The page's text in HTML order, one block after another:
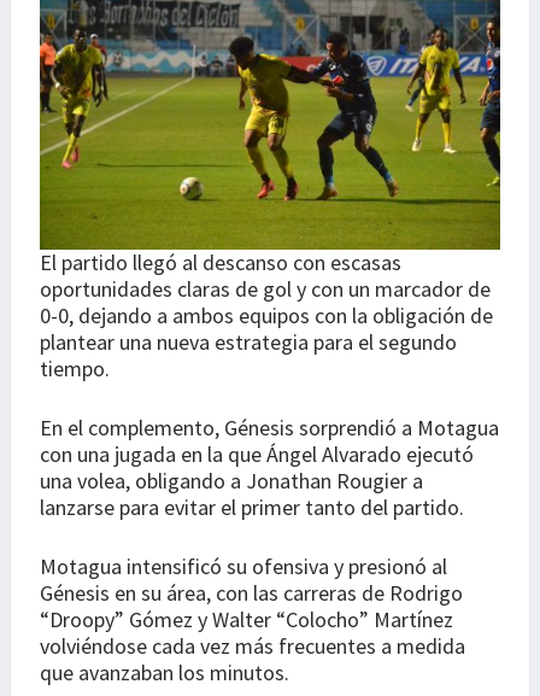
El partido llegó al descanso con escasas
oportunidades claras de gol y con un marcador de
0-0, dejando a ambos equipos con la obligación de
plantear una nueva estrategia para el segundo
tiempo.
En el complemento, Génesis sorprendió a Motagua
con una jugada en la que Ángel Alvarado ejecutó
una volea, obligando a Jonathan Rougier a
lanzarse para evitar el primer tanto del partido.
Motagua intensificó su ofensiva y presionó al
Génesis en su área, con las carreras de Rodrigo
“Droopy” Gómez y Walter “Colocho” Martínez
volviéndose cada vez más frecuentes a medida
que avanzaban los minutos.